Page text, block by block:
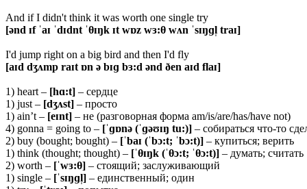
And if I didn't think it was worth one single try
[ənd ɪf ˈaɪ ˈdɪdnt ˈθɪŋk ɪt wɒz wɜ:θ wʌn ˈsɪŋɡl̩ traɪ]
I'd jump right on a big bird and then I'd fly
[aɪd dʒʌmp raɪt ɒn ə bɪɡ bɜ:d ənd ðen aɪd flaɪ]
1) heart – [hɑ:t] – сердце
1) just – [dʒʌst] – просто
1) ain’t – [eɪnt] – не (разговорная форма am/is/are/has/have not)
4) gonna = going to – [ˈɡɒnə (ˈɡəʊɪŋ tu:)] – собираться что-то
2) buy (bought; bought) – [ˈbaɪ (ˈbɔ:t; ˈbɔ:t)] – купиться; верить
1) think (thought; thought) – [ˈθɪŋk (ˈθɔ:t; ˈθɔ:t)] – думать; считать
2) worth – [ˈwɜ:θ] – стоящий; заслуживающий
1) single – [ˈsɪŋɡl̩] – единственный; один